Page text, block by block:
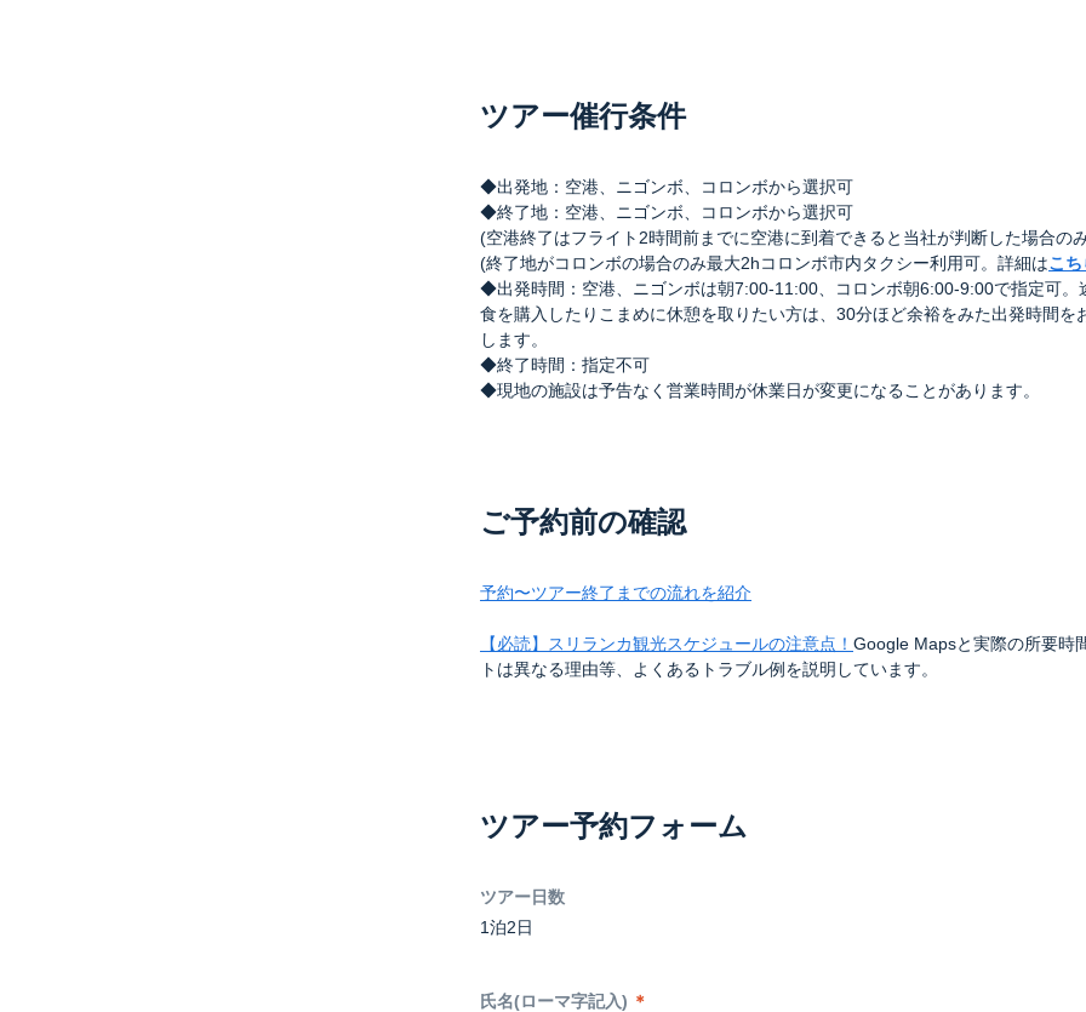
ツアー催行条件
◆出発地：空港、ニゴンボ、コロンボから選択可
◆終了地：空港、ニゴンボ、コロンボから選択可
(空港終了はフライト2時間前までに空港に到着できると当社が判断した場合の
(終了地がコロンボの場合のみ最大2hコロンボ市内タクシー利用可。詳細はこち
◆出発時間：空港、ニゴンボは朝7:00-11:00、コロンボ朝6:00-9:00で指定可。
食を購入したりこまめに休憩を取りたい方は、30分ほど余裕をみた出発時間を
します。
◆終了時間：指定不可
◆現地の施設は予告なく営業時間が休業日が変更になることがあります。
ご予約前の確認
予約〜ツアー終了までの流れを紹介
【必読】スリランカ観光スケジュールの注意点！ Google Mapsと実際の所要時
トは異なる理由等、よくあるトラブル例を説明しています。
ツアー予約フォーム
ツアー日数
1泊2日
氏名(ローマ字記入) ＊